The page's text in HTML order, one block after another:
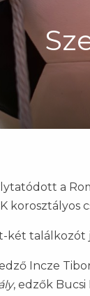
a
két
Incze
, edzők Bucsi